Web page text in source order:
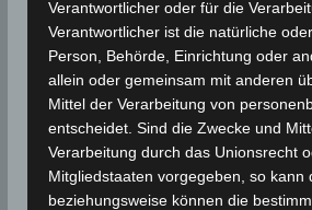
Verantwortlicher oder für die
Verantwortlicher ist die natürliche
Person, Behörde, Einrichtung oder
allein oder gemeinsam mit anderen
Mittel der Verarbeitung von
entscheidet. Sind die Zwecke und
Verarbeitung durch das Unionsrecht
Mitgliedstaaten vorgegeben, so kann
beziehungsweise können die